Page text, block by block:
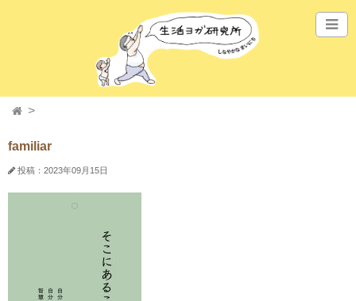
familiar
投稿：2023年09月15日